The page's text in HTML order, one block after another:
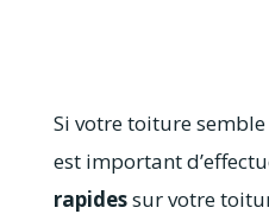
Si votre toiture semble
est important
rapidessur votre